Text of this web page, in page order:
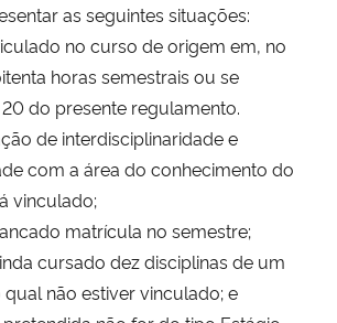
as seguintes situações:
no curso de origem em, no
horas semestrais ou se
do presente regulamento.
de interdisciplinaridade e
com a área do conhecimento do
vinculado;
matrícula no semestre;
cursado dez disciplinas de um
não estiver vinculado; e